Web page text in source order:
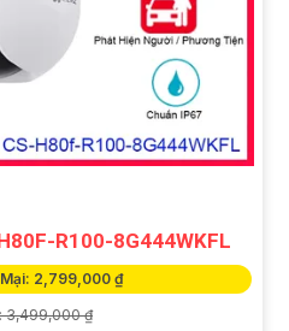
R100-8G444WKFL
Mại: 2,799,000 ₫
3,499,000 ₫